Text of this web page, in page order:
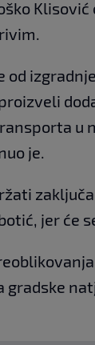
od
u
je.
jer će
gradske